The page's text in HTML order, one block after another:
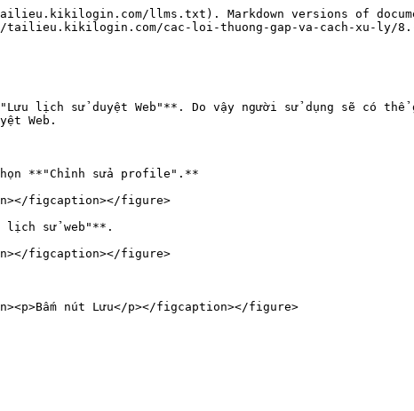
llms.txt). Markdown versions of
cac-loi-thuong-gap-va-cach-xu-ly/
lịch sử duyệt Web"**. Do vậy người sử dụng sẽ có
Web.
**"Chỉnh sửa profile".**
figcaption></figure>
lịch sử web"**.
figcaption></figure>